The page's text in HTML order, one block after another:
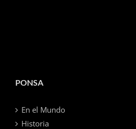
PONSA
En el Mundo
Historia